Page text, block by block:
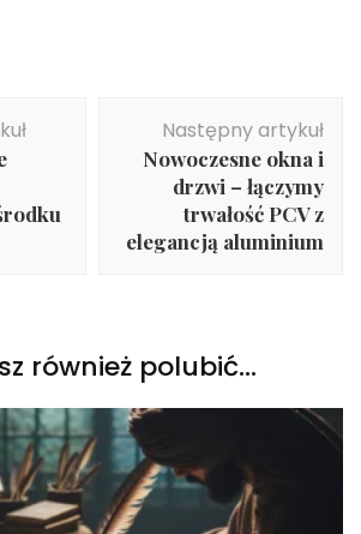
Następny artykuł
Nowoczesne okna i
drzwi – łączymy
trwałość PCV z
elegancją aluminium
również polubić…